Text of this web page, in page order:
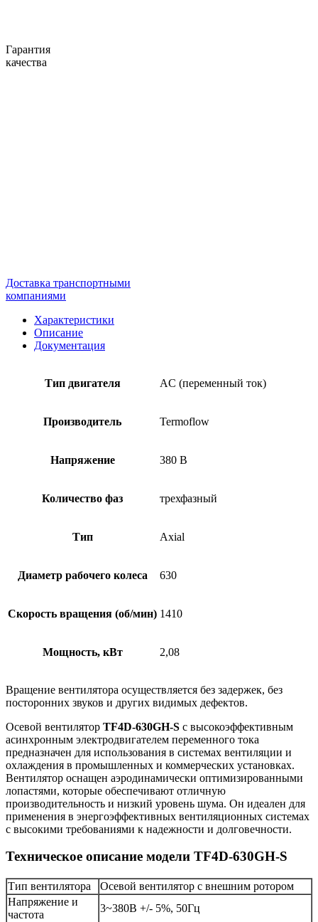
Гарантия
качества
Доставка транспортными
компаниями
Характеристики
Описание
Документация
Тип двигателя AC (переменный ток)
Производитель Termoflow
Напряжение 380 В
Количество фаз трехфазный
Тип Axial
Диаметр рабочего колеса 630
Скорость вращения (об/мин) 1410
Мощность, кВт 2,08
Вращение вентилятора осуществляется без задержек, без
посторонних звуков и других видимых дефектов.
Осевой вентилятор TF4D-630GH-S с высокоэффективным
асинхронным электродвигателем переменного тока
предназначен для использования в системах вентиляции и
охлаждения в промышленных и коммерческих установках.
Вентилятор оснащен аэродинамически оптимизированными
лопастями, которые обеспечивают отличную
производительность и низкий уровень шума. Он идеален для
применения в энергоэффективных вентиляционных системах
с высокими требованиями к надежности и долговечности.
Техническое описание модели TF4D-630GH-S
Тип вентилятора
Осевой вентилятор с внешним ротором
Напряжение и
частота
3~380В +/- 5%, 50Гц